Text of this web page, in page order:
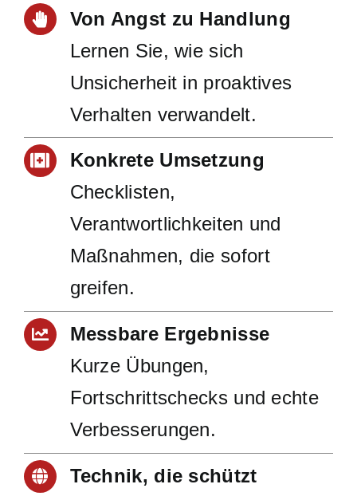
Von Angst zu Handlung
Lernen Sie, wie sich
Unsicherheit in proaktives
Verhalten verwandelt.
Konkrete Umsetzung
Checklisten,
Verantwortlichkeiten und
Maßnahmen, die sofort
greifen.
Messbare Ergebnisse
Kurze Übungen,
Fortschrittschecks und echte
Verbesserungen.
Technik, die schützt